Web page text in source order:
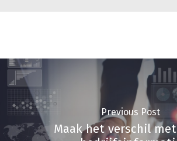
Previous Post
Maak het verschil